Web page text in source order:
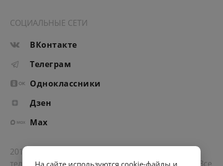
СОЦИАЛЬНЫЕ СЕТИ
ВКонтакте
Телеграм
Одноклассники
Дзен
Max
2012-2026 © Портал «Электронное интернет-
телевидение правительства Санкт-Петербурга». Все
На сайте используются cookie-файлы и